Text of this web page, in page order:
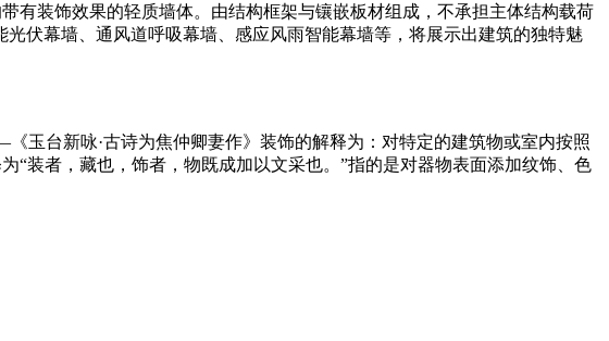
有装饰效果的轻质墙体。由结构框架与镶嵌板材组成，不承担主体结构载荷
光伏幕墙、通风道呼吸幕墙、感应风雨智能幕墙等，将展示出建筑的独特魅
玉台新咏·古诗为焦仲卿妻作》装饰的解释为：对特定的建筑物或室内按照
“装者，藏也，饰者，物既成加以文采也。”指的是对器物表面添加纹饰、色